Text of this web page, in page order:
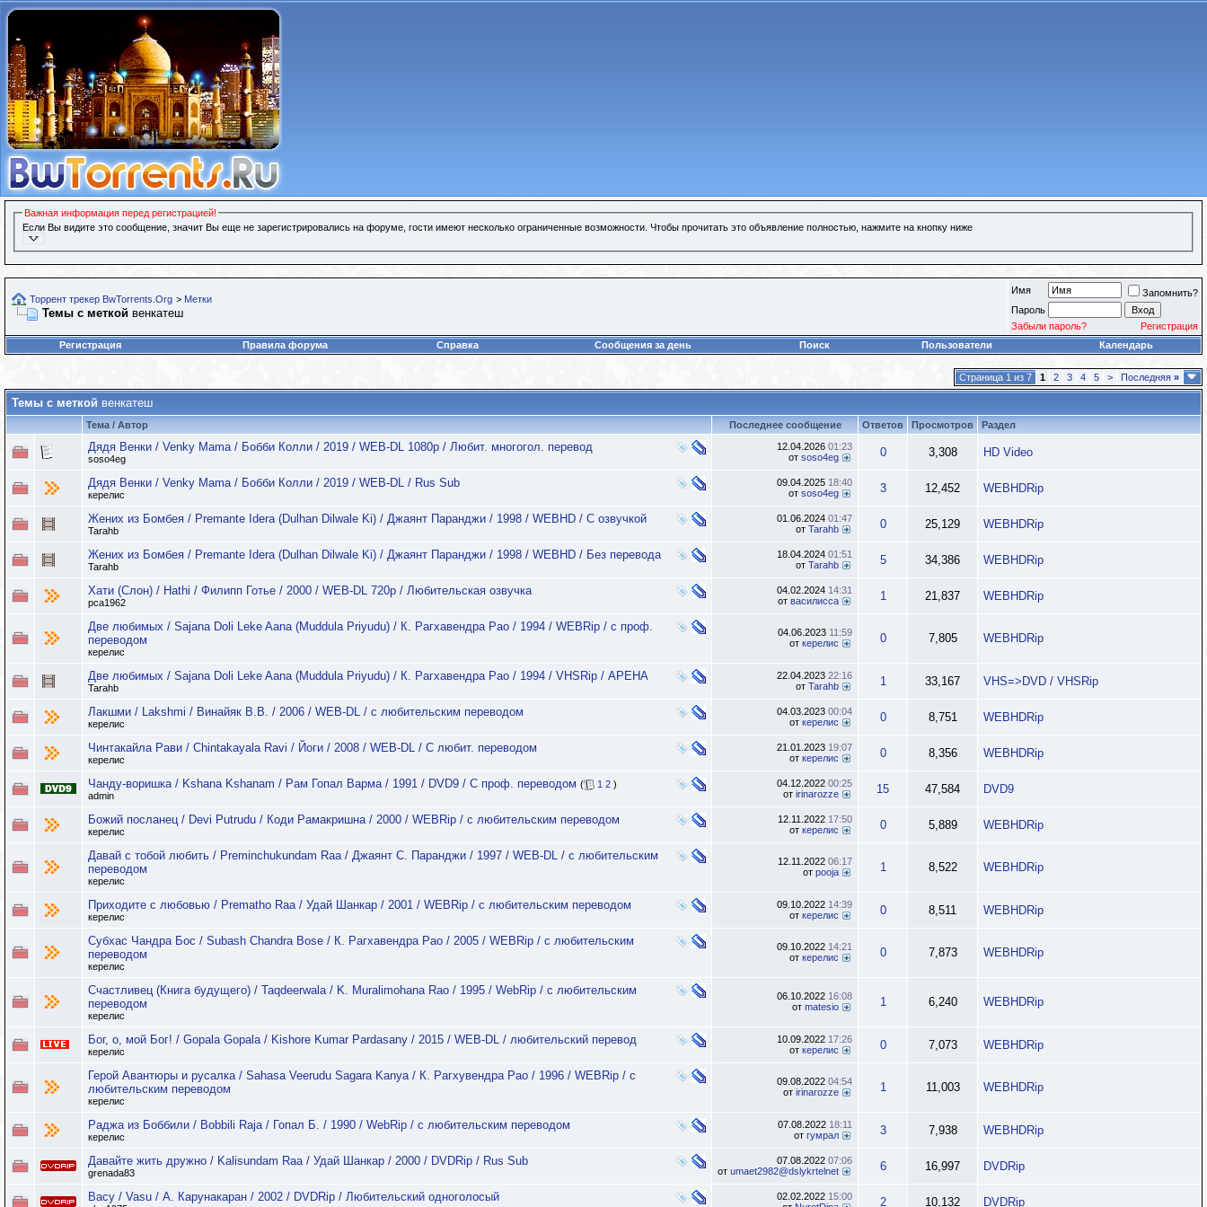
Важная информация перед регистрацией!
Если Вы видите это сообщение, значит Вы еще не зарегистрировались на форуме, гости имеют несколько ограниченные возможности. Чтобы прочитать это объявление полностью, нажмите на кнопку ниже
Торрент трекер BwTorrents.Org > Метки
Темы с меткой венкатеш
Имя
Запомнить?
Пароль
Забыли пароль?
Регистрация
Регистрация
Правила форума Справка Сообщения за день Поиск Пользователи Календарь
Страница 1 из 7 1 2 3 4 5 > Последняя »
Темы с меткой венкатеш
Тема / Автор Последнее сообщение Ответов Просмотров Раздел
Дядя Венки / Venky Mama / Бобби Колли / 2019 / WEB-DL 1080p / Любит. многогол. перевод
soso4eg
12.04.2026 01:23
от soso4eg 0 3,308 HD Video
Дядя Венки / Venky Mama / Бобби Колли / 2019 / WEB-DL / Rus Sub
керелис
09.04.2025 18:40
от soso4eg 3 12,452 WEBHDRip
Жених из Бомбея / Premante Idera (Dulhan Dilwale Ki) / Джаянт Паранджи / 1998 / WEBHD / С озвучкой
Tarahb
01.06.2024 01:47
от Tarahb 0 25,129 WEBHDRip
Жених из Бомбея / Premante Idera (Dulhan Dilwale Ki) / Джаянт Паранджи / 1998 / WEBHD / Без перевода
Tarahb
18.04.2024 01:51
от Tarahb 5 34,386 WEBHDRip
Хати (Слон) / Hathi / Филипп Готье / 2000 / WEB-DL 720p / Любительская озвучка
pca1962
04.02.2024 14:31
от василисса 1 21,837 WEBHDRip
Две любимых / Sajana Doli Leke Aana (Muddula Priyudu) / К. Рагхавендра Рао / 1994 / WEBRip / с проф.
переводом
керелис
04.06.2023 11:59
от керелис 0 7,805 WEBHDRip
Две любимых / Sajana Doli Leke Aana (Muddula Priyudu) / К. Рагхавендра Рао / 1994 / VHSRip / АРЕНА
Tarahb
22.04.2023 22:16
от Tarahb 1 33,167 VHS=>DVD / VHSRip
Лакшми / Lakshmi / Винайяк В.В. / 2006 / WEB-DL / с любительским переводом
керелис
04.03.2023 00:04
от керелис 0 8,751 WEBHDRip
Чинтакайла Рави / Chintakayala Ravi / Йоги / 2008 / WEB-DL / С любит. переводом
керелис
21.01.2023 19:07
от керелис 0 8,356 WEBHDRip
Чанду-воришка / Kshana Kshanam / Рам Гопал Варма / 1991 / DVD9 / С проф. переводом ( 1 2 )
admin
04.12.2022 00:25
от irinarozze 15 47,584 DVD9
Божий посланец / Devi Putrudu / Коди Рамакришна / 2000 / WEBRip / с любительским переводом
керелис
12.11.2022 17:50
от керелис 0 5,889 WEBHDRip
Давай с тобой любить / Preminchukundam Raa / Джаянт С. Паранджи / 1997 / WEB-DL / с любительским
переводом
керелис
12.11.2022 06:17
от pooja 1 8,522 WEBHDRip
Приходите с любовью / Prematho Raa / Удай Шанкар / 2001 / WEBRip / с любительским переводом
керелис
09.10.2022 14:39
от керелис 0 8,511 WEBHDRip
Субхас Чандра Бос / Subash Chandra Bose / К. Рагхавендра Рао / 2005 / WEBRip / с любительским
переводом
керелис
09.10.2022 14:21
от керелис 0 7,873 WEBHDRip
Счастливец (Книга будущего) / Taqdeerwala / K. Muralimohana Rao / 1995 / WebRip / с любительским
переводом
керелис
06.10.2022 16:08
от matesio 1 6,240 WEBHDRip
Бог, о, мой Бог! / Gopala Gopala / Kishore Kumar Pardasany / 2015 / WEB-DL / любительский перевод
керелис
10.09.2022 17:26
от керелис 0 7,073 WEBHDRip
Герой Авантюры и русалка / Sahasa Veerudu Sagara Kanya / К. Рагхувендра Рао / 1996 / WEBRip / с
любительским переводом
керелис
09.08.2022 04:54
от irinarozze 1 11,003 WEBHDRip
Раджа из Боббили / Bobbili Raja / Гопал Б. / 1990 / WebRip / с любительским переводом
керелис
07.08.2022 18:11
от гумрал 3 7,938 WEBHDRip
Давайте жить дружно / Kalisundam Raa / Удай Шанкар / 2000 / DVDRip / Rus Sub
grenada83
07.08.2022 07:06
от umaet2982@dslykrtelnet 6 16,997 DVDRip
Васу / Vasu / А. Карунакаран / 2002 / DVDRip / Любительский одноголосый 02.02.2022 15:00
2 10,132 DVDRip